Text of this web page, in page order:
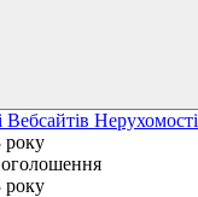
Нерухомості
року
року